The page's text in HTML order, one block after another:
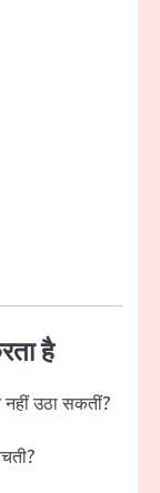
है
नहीं उठा सकतीं?